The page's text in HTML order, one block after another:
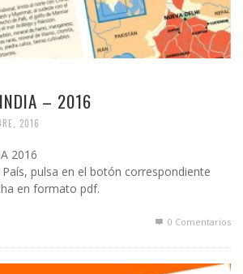
– 2016
2016
2016
pulsa en el botón correspondiente
en formato pdf.
0 Comentarios